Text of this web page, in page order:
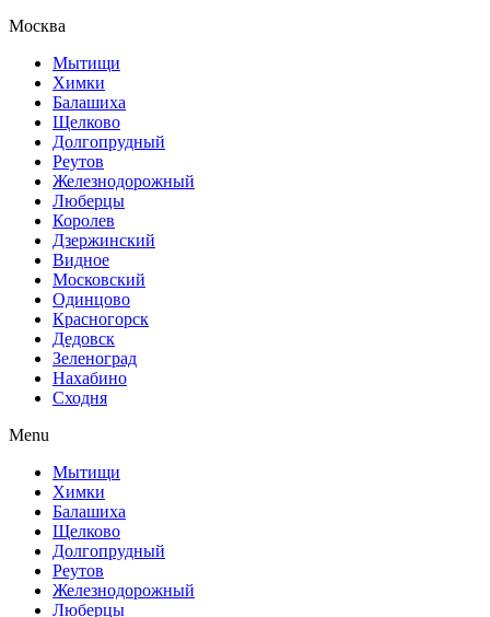
Москва
Мытищи
Химки
Балашиха
Щелково
Долгопрудный
Реутов
Железнодорожный
Люберцы
Королев
Дзержинский
Видное
Московский
Одинцово
Красногорск
Дедовск
Зеленоград
Нахабино
Сходня
Menu
Мытищи
Химки
Балашиха
Щелково
Долгопрудный
Реутов
Железнодорожный
Люберцы